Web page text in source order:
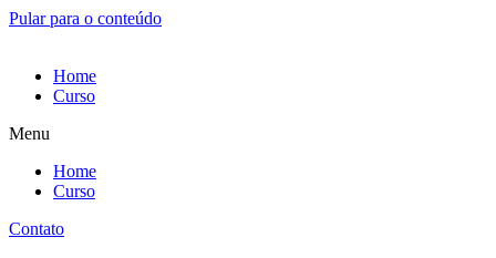
Pular para o conteúdo
Home
Curso
Menu
Home
Curso
Contato